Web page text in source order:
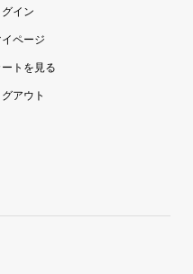
グイン
ページ
トを見る
グアウト